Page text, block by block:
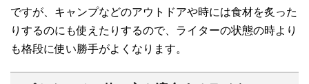
ですが、キャンプなどのアウトドアや時には食材を炙った
りするのにも使えたりするので、ライターの状態の時より
も格段に使い勝手がよくなります。